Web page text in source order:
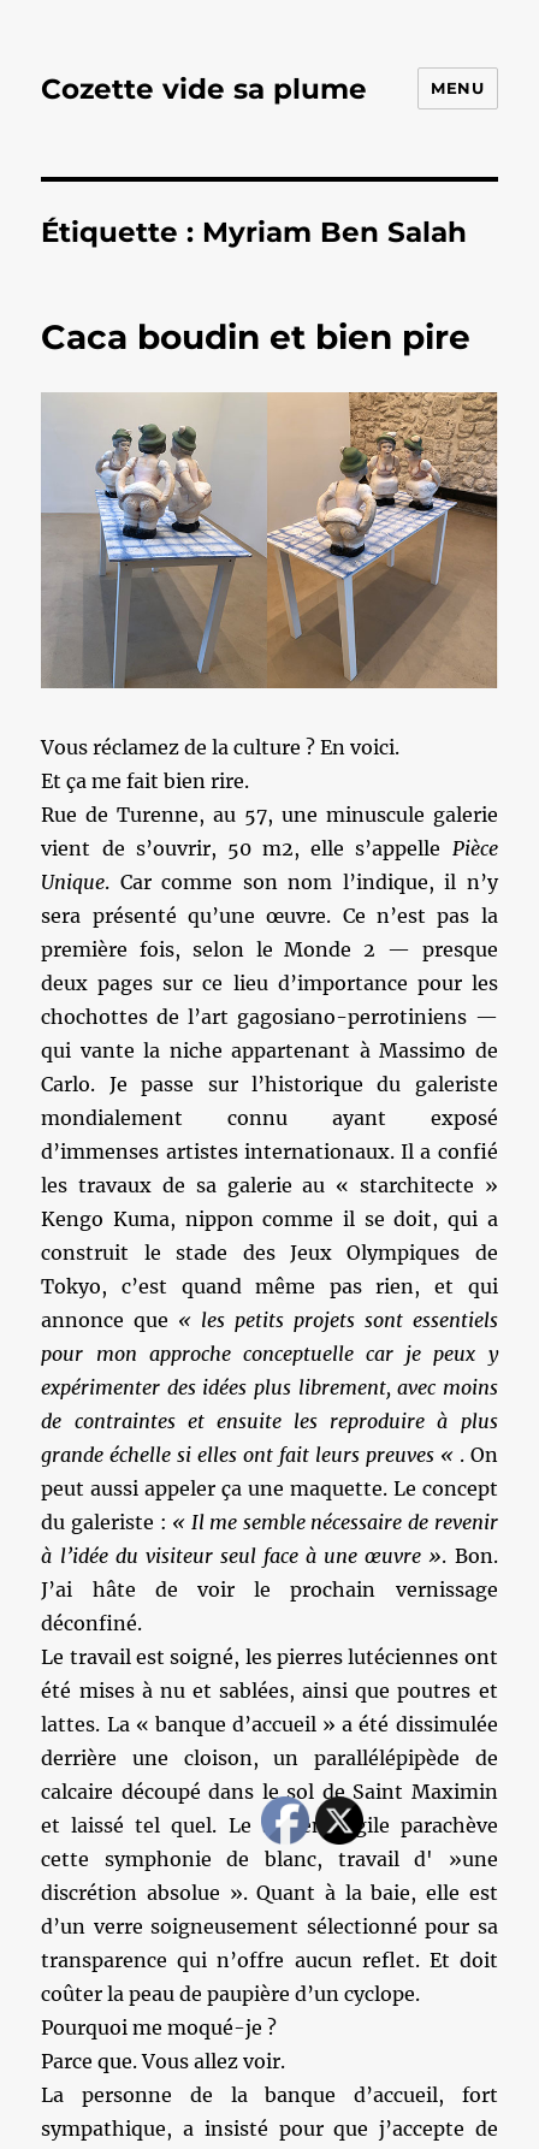
Cozette vide sa plume MENU
Étiquette : Myriam Ben Salah
Caca boudin et bien pire
Vous réclamez de la culture ? En voici.
Et ça me fait bien rire.
Rue de Turenne, au 57, une minuscule galerie
vient de s’ouvrir, 50 m2, elle s’appelle Pièce
Unique. Car comme son nom l’indique, il n’y
sera présenté qu’une œuvre. Ce n’est pas la
première fois, selon le Monde 2 — presque
deux pages sur ce lieu d’importance pour les
chochottes de l’art gagosiano-perrotiniens —
qui vante la niche appartenant à Massimo de
Carlo. Je passe sur l’historique du galeriste
mondialement connu ayant exposé
d’immenses artistes internationaux. Il a confié
les travaux de sa galerie au « starchitecte »
Kengo Kuma, nippon comme il se doit, qui a
construit le stade des Jeux Olympiques de
Tokyo, c’est quand même pas rien, et qui
annonce que « les petits projets sont essentiels
pour mon approche conceptuelle car je peux y
expérimenter des idées plus librement, avec moins
de contraintes et ensuite les reproduire à plus
grande échelle si elles ont fait leurs preuves « . On
peut aussi appeler ça une maquette. Le concept
du galeriste : « Il me semble nécessaire de revenir
à l’idée du visiteur seul face à une œuvre ». Bon.
J’ai hâte de voir le prochain vernissage
déconfiné.
Le travail est soigné, les pierres lutéciennes ont
été mises à nu et sablées, ainsi que poutres et
lattes. La « banque d’accueil » a été dissimulée
derrière une cloison, un parallélépipède de
calcaire découpé dans le sol de Saint Maximin
et laissé tel quel. Le sol en argile parachève
cette symphonie de blanc, travail d' »une
discrétion absolue ». Quant à la baie, elle est
d’un verre soigneusement sélectionné pour sa
transparence qui n’offre aucun reflet. Et doit
coûter la peau de paupière d’un cyclope.
Pourquoi me moqué-je ?
Parce que. Vous allez voir.
La personne de la banque d’accueil, fort
sympathique, a insisté pour que j’accepte de